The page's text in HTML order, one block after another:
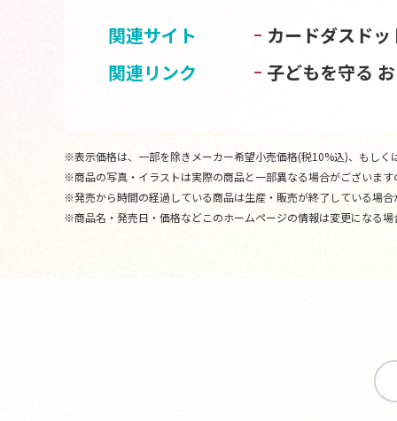
関連サイト
カードダスドッ
関連リンク
子どもを守る
※表示価格は、一部を除きメーカー希望小売価格(税10%込)、もしく
※商品の写真・イラストは実際の商品と一部異なる場合がございま
※発売から時間の経過している商品は生産・販売が終了している場
※商品名・発売日・価格などこのホームページの情報は変更になる